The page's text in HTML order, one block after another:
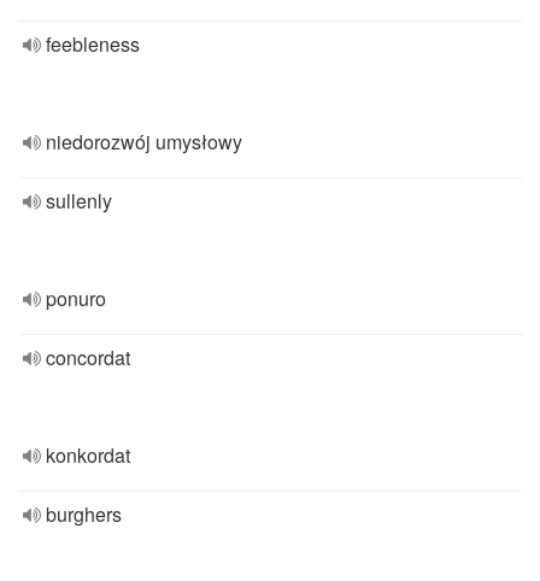
feebleness
niedorozwój umysłowy
sullenly
ponuro
concordat
konkordat
burghers